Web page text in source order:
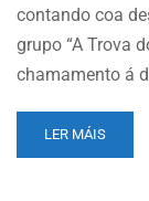
contando coa
grupo “A Trova
chamamento á
READ
MORE
LER MÁIS